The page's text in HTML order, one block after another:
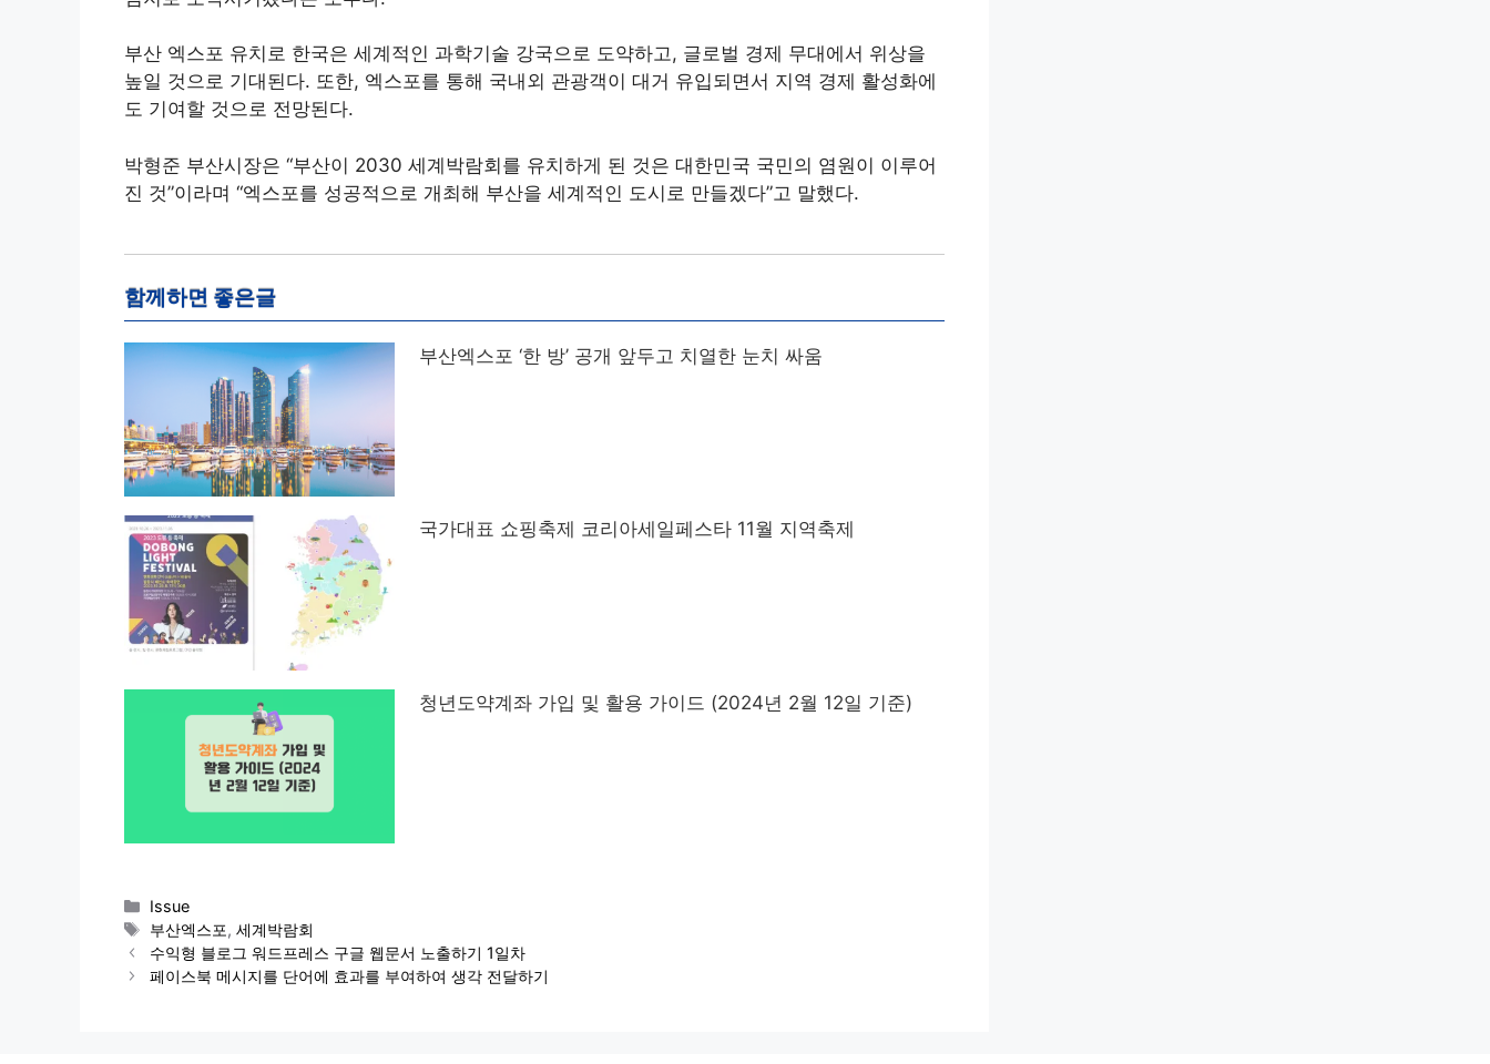
부산 엑스포 유치로 한국은 세계적인 과학기술 강국으로 도약하고, 글로벌 경제 무대에서 위상을
높일 것으로 기대된다. 또한, 엑스포를 통해 국내외 관광객이 대거 유입되면서 지역 경제 활성화에
도 기여할 것으로 전망된다.
박형준 부산시장은 “부산이 2030 세계박람회를 유치하게 된 것은 대한민국 국민의 염원이 이루어
진 것”이라며 “엑스포를 성공적으로 개최해 부산을 세계적인 도시로 만들겠다”고 말했다.
함께하면 좋은글
부산엑스포 ‘한 방’ 공개 앞두고 치열한 눈치 싸움
국가대표 쇼핑축제 코리아세일페스타 11월 지역축제
청년도약계좌 가입 및 활용 가이드 (2024년 2월 12일 기준)
Categories
Issue
Tags
부산엑스포,세계박람회
수익형 블로그 워드프레스 구글 웹문서 노출하기 1일차
페이스북 메시지를 단어에 효과를 부여하여 생각 전달하기